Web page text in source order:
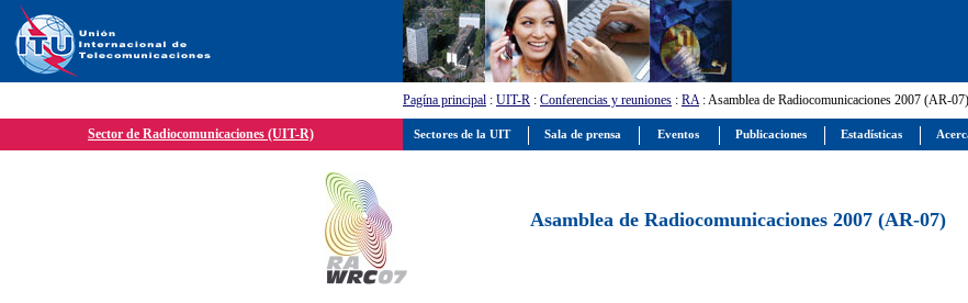
Pagína principal : UIT-R : Conferencias y reuniones : RA: Asamblea de Radiocomunicaciones 2007 (AR-07)
Sector de Radiocomunicaciones (UIT-R)
Asamblea de Radiocomunicaciones 2007 (AR-07)
Sectores de la UIT Sala de prensa Eventos Publicaciones Estadísticas